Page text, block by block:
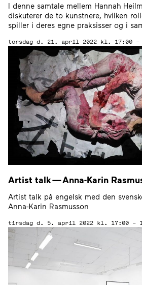
I denne samtale mellem Hannah
diskuterer de to kunstnere, hvilken
spiller i deres egne praksisser og i
torsdag d. 21. april 2022 kl. 17:00 –
Artist talk — Anna-Karin
Artist talk på engelsk med den
Anna-Karin Rasmusson
tirsdag d. 5. april 2022 kl. 17:00 –